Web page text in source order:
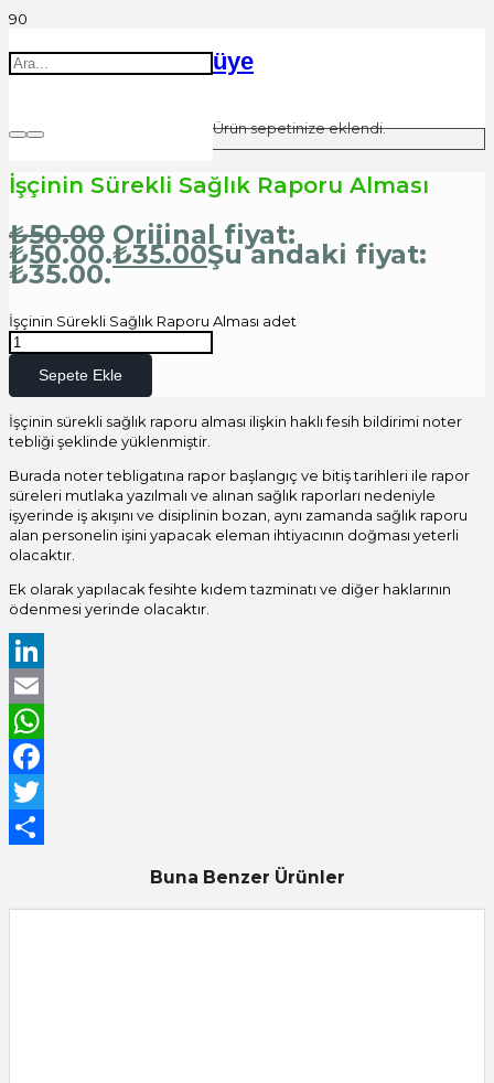
üye
Ürünsepetinize eklendi.
İşçinin Sürekli Sağlık Raporu Alması
₺50.00 Orijinal fiyat:
₺50.00.₺35.00Şu andaki fiyat:
₺35.00.
İşçinin Sürekli Sağlık Raporu Alması adet
Sepete Ekle
İşçinin sürekli sağlık raporu alması ilişkin haklı fesih bildirimi noter
tebliği şeklinde yüklenmiştir.
Burada noter tebligatına rapor başlangıç ve bitiş tarihleri ile rapor
süreleri mutlaka yazılmalı ve alınan sağlık raporları nedeniyle
işyerinde iş akışını ve disiplinin bozan, aynı zamanda sağlık raporu
alan personelin işini yapacak eleman ihtiyacının doğması yeterli
olacaktır.
Ek olarak yapılacak fesihte kıdem tazminatı ve diğer haklarının
ödenmesi yerinde olacaktır.
LinkedIn
Email
WhatsApp
Facebook
Twitter
Buna Benzer Ürünler